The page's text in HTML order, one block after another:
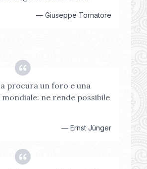
— Giuseppe Tornatore
procura un foro e una
ne rende possibile
— Ernst Jünger